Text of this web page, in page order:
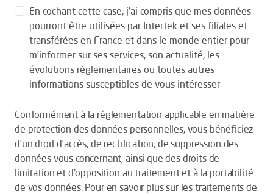
En cochant cette case, j’ai compris que mes données
pourront être utilisées par Intertek et ses filiales et
transférées en France et dans le monde entier pour
m’informer sur ses services, son actualité, les
évolutions règlementaires ou toutes autres
informations susceptibles de vous intéresser
Conformément à la réglementation applicable en matière
de protection des données personnelles, vous bénéficiez
d’un droit d’accès, de rectification, de suppression des
données vous concernant, ainsi que des droits de
limitation et d’opposition au traitement et à la portabilité
de vos données. Pour en savoir plus sur les traitements de